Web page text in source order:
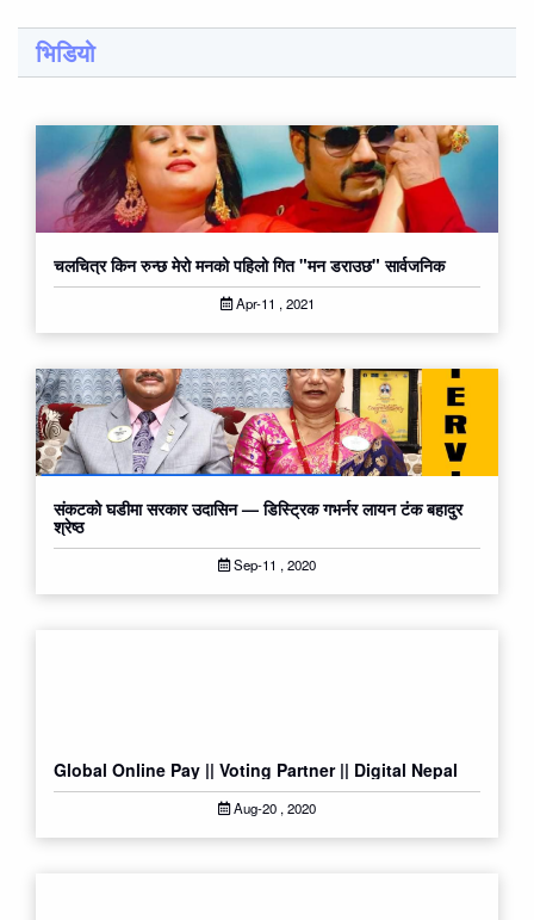
भिडियो
चलचित्र किन रुन्छ मेरो मनको पहिलो गित "मन डराउछ" सार्वजनिक
Apr-11 , 2021
संकटको घडीमा सरकार उदासिन — डिस्ट्रिक गभर्नर लायन टंक बहादुर
श्रेष्ठ
Sep-11 , 2020
Global Online Pay || Voting Partner || Digital Nepal
Aug-20 , 2020